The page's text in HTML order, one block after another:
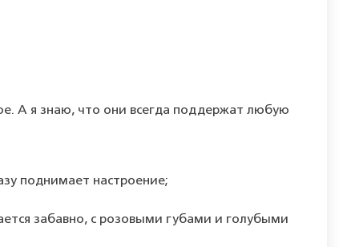
А я знаю, что они всегда поддержат любую
поднимает настроение;
забавно, с розовыми губами и голубыми